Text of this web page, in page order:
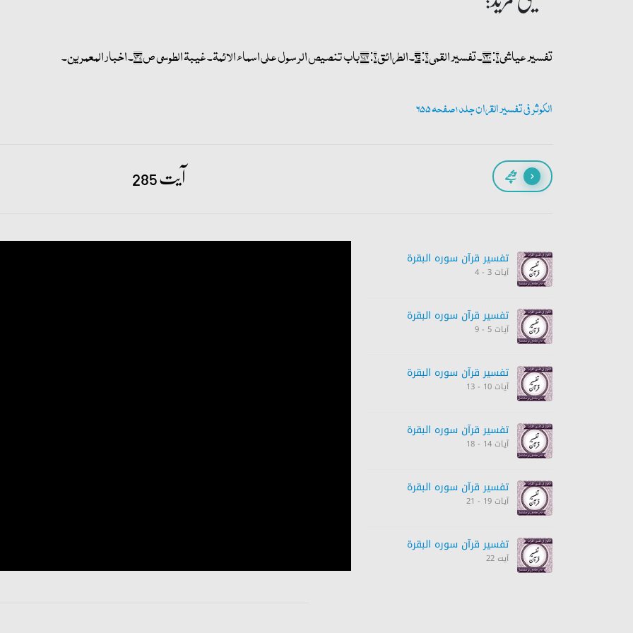
تفسیر عیاشی ۱: ۱۶۰۔ تفسیر القمی ۱: ۹۵۔ الطرائق ۱: ۱۷۲ باب تنصیص الرسول علی اسماء الائمۃ۔ غیبۃ الطوسی ص ۱۴۷۔ اخبار المعمرین۔
الکوثر فی تفسیر القران جلد 1 صفحہ 655
پیچھے آیت 285
تفسیر قرآن سورہ ‎البقرة
آیات 3 - 4
تفسیر قرآن سورہ ‎البقرة
آیات 5 - 9
تفسیر قرآن سورہ ‎البقرة
آیات 10 - 13
تفسیر قرآن سورہ ‎البقرة
آیات 14 - 18
تفسیر قرآن سورہ ‎البقرة
آیات 19 - 21
تفسیر قرآن سورہ ‎البقرة
آیت 22